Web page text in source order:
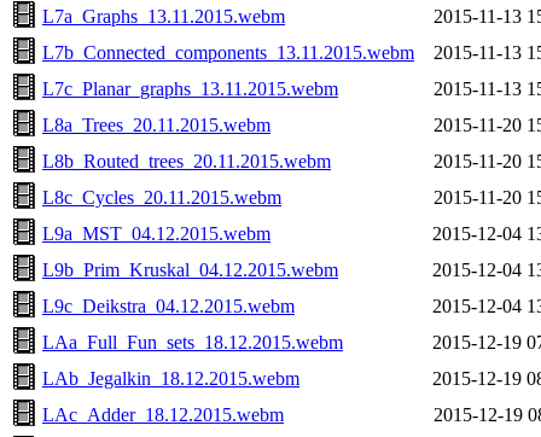
L7a_Graphs_13.11.2015.webm
2015-11-13
L7b_Connected_components_13.11.2015.webm
2015-11-13
L7c_Planar_graphs_13.11.2015.webm
2015-11-13
L8a_Trees_20.11.2015.webm
2015-11-20
L8b_Routed_trees_20.11.2015.webm
2015-11-20
L8c_Cycles_20.11.2015.webm
2015-11-20
L9a_MST_04.12.2015.webm
2015-12-04
L9b_Prim_Kruskal_04.12.2015.webm
2015-12-04
L9c_Deikstra_04.12.2015.webm
2015-12-04
LAa_Full_Fun_sets_18.12.2015.webm
2015-12-19
LAb_Jegalkin_18.12.2015.webm
2015-12-19
LAc_Adder_18.12.2015.webm
2015-12-19